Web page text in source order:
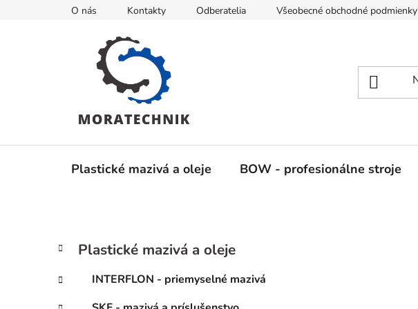
O nás Kontakty Odberatelia Všeobecné obchodné podmienky
Plastické mazivá a oleje BOW - profesionálne stroje
B
č
Preskočiť
kategórie
K
a
e
g
Plastické mazivá a oleje
INTERFLON - priemyselné mazivá